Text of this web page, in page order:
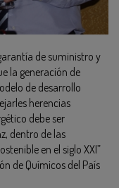
de suministro y
la generación de
de desarrollo
herencias
debe ser
dentro de las
en el siglo XXI”
de Químicos del País